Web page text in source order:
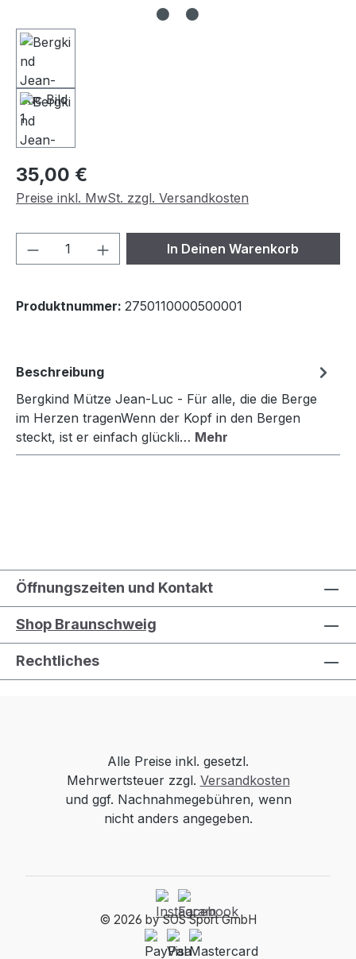
Regulärer Preis:
35,00 €
Preise inkl. MwSt. zzgl. Versandkosten
Produkt Anzahl: Gib denIn Deinen Warenkorb
Produktnummer: 2750110000500001
Beschreibung
Bergkind Mütze Jean-Luc - Für alle, die die Berge
im Herzen tragenWenn der Kopf in den Bergen
steckt, ist er einfach glückli… Mehr
Öffnungszeiten und Kontakt
Shop Braunschweig
Rechtliches
Alle Preise inkl. gesetzl.
Mehrwertsteuer zzgl. Versandkosten
und ggf. Nachnahmegebühren, wenn
nicht anders angegeben.
© 2026 by SOS Sport GmbH